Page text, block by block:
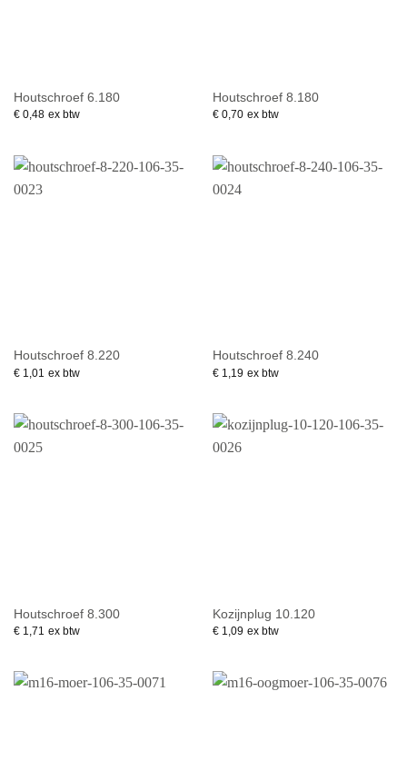
Houtschroef 6.180
€0,48 ex btw
Houtschroef 8.180
€0,70 ex btw
Houtschroef 8.220
€1,01 ex btw
Houtschroef 8.240
€1,19 ex btw
Houtschroef 8.300
€1,71 ex btw
Kozijnplug 10.120
€1,09 ex btw